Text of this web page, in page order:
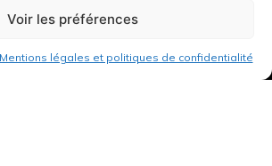
Voir les préférences
Mentions légales et politiques de confidentialité